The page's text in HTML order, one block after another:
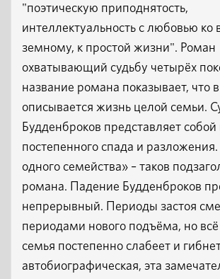
"поэтическую приподнятость,
интеллектуальность с любовью ко
земному, к простой жизни". Роман
охватывающий судьбу четырёх
название романа показывает, что
описывается жизнь целой семьи.
Будденброков представляет
постепенного спада и
одного семейства» – таков
романа. Падение Будденброков
непрерывный. Периоды застоя
периодами нового подъёма, но
семья постепенно слабеет и
автобиографическая, эта